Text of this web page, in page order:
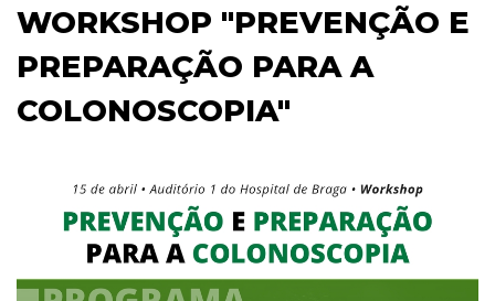
WORKSHOP "PREVENÇÃO E
PREPARAÇÃO PARA A
COLONOSCOPIA"